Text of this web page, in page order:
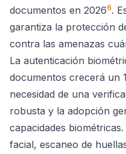
documentos en 20266.
garantiza la protección
contra las amenazas
La autenticación
documentos crecerá un
necesidad de una
robusta y la adopción
capacidades
facial, escaneo de